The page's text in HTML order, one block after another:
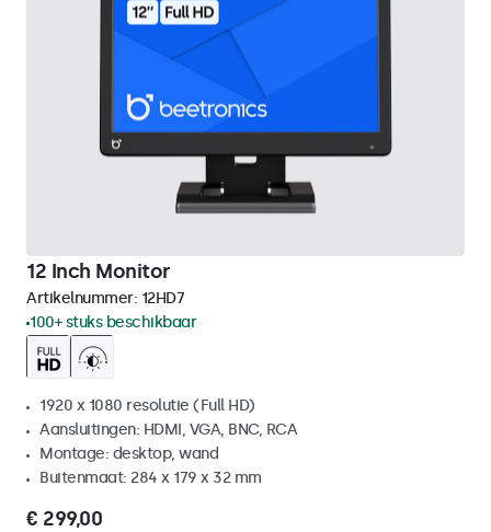
12 Inch Monitor
Artikelnummer: 12HD7
100+ stuks beschikbaar
1920 x 1080 resolutie (Full HD)
Aansluitingen: HDMI, VGA, BNC, RCA
Montage: desktop, wand
Buitenmaat: 284 x 179 x 32 mm
€ 299,00